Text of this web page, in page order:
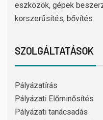
eszközök, gépek
korszerűsítés, bővítés
SZOLGÁLTATÁSOK
Pályázatírás
Pályázati Előminősítés
Pályázati tanácsadás